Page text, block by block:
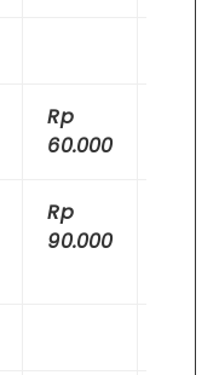
Rp
60.000
Rp
90.000